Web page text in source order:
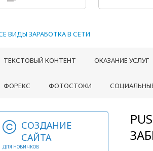
ВИДЫ ЗАРАБОТКА В СЕТИ
ТЕКСТОВЫЙ КОНТЕНТ ОКАЗАНИЕ УСЛУГ
ФОРЕКС ФОТОСТОКИ
СОЗДАНИЕ
САЙТА
ДЛЯ НОВИЧКОВ